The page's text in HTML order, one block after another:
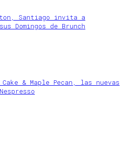
Santiago invita a
Domingos de Brunch
Cake & Maple Pecan, las nuevas